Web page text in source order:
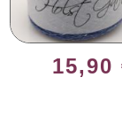
15,90